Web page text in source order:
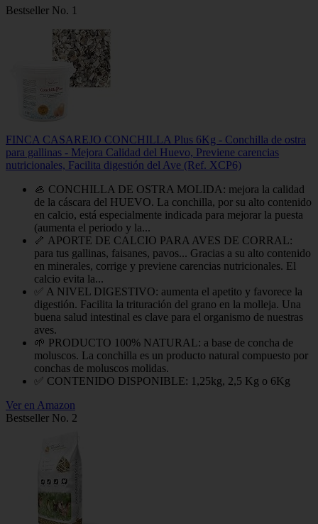
Bestseller No. 1
FINCA CASAREJO CONCHILLA Plus 6Kg - Conchilla de ostra
para gallinas - Mejora Calidad del Huevo, Previene carencias
nutricionales, Facilita digestión del Ave (Ref. XCP6)
🦪 CONCHILLA DE OSTRA MOLIDA: mejora la calidad
de la cáscara del HUEVO. La conchilla, por su alto contenido
en calcio, está especialmente indicada para mejorar la puesta
(aumenta el periodo y la...
🦴 APORTE DE CALCIO PARA AVES DE CORRAL:
para tus gallinas, faisanes, pavos... Gracias a su alto contenido
en minerales, corrige y previene carencias nutricionales. El
calcio evita la...
✅ A NIVEL DIGESTIVO: aumenta el apetito y favorece la
digestión. Facilita la trituración del grano en la molleja. Una
buena salud intestinal es clave para el organismo de nuestras
aves.
🌱 PRODUCTO 100% NATURAL: a base de concha de
moluscos. La conchilla es un producto natural compuesto por
conchas de moluscos molidas.
✅ CONTENIDO DISPONIBLE: 1,25kg, 2,5 Kg o 6Kg
Ver en Amazon
Bestseller No. 2